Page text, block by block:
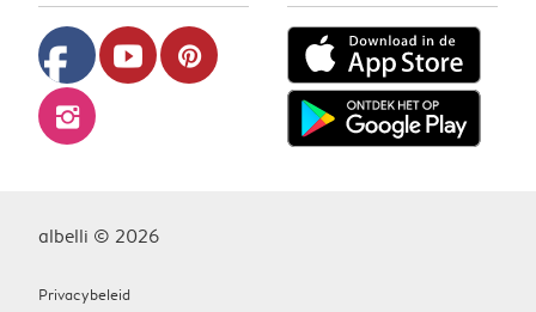
facebook youtube pinterest
instagram
albelli © 2026
Privacybeleid